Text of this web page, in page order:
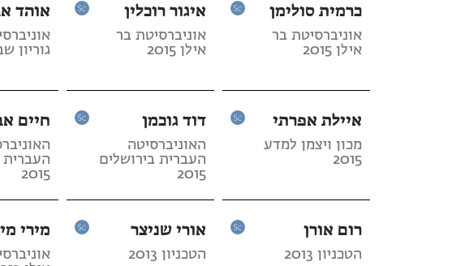
כרמית סולימן
אוניברסיטת בר
אילן 2015
איגור רוכלין
אוניברסיטת בר
אילן 2015
אוהד
גוריון
איילת אפרתי
מכון ויצמן למדע
2015
דוד גוכמן
האוניברסיטה
העברית בירושלים
2015
חיים
העברית
2015
רום אורן
הטכניון 2013
אורי שניצר
הטכניון 2013
מירי